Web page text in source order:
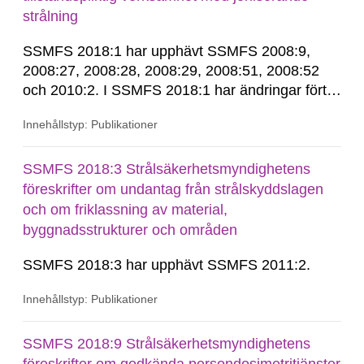
strålning
SSMFS 2018:1 har upphävt SSMFS 2008:9,
2008:27, 2008:28, 2008:29, 2008:51, 2008:52
och 2010:2. I SSMFS 2018:1 har ändringar förts
SSMFS 2022:14, SSMFS 2024:2 och SSMFS
Innehållstyp: Publikationer
SSMFS 2018:3 Strålsäkerhetsmyndighetens
föreskrifter om undantag från strålskyddslagen
och om friklassning av material,
byggnadsstrukturer och områden
SSMFS 2018:3 har upphävt SSMFS 2011:2.
Innehållstyp: Publikationer
SSMFS 2018:9 Strålsäkerhetsmyndighetens